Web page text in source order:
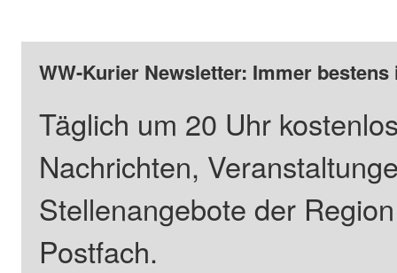
WW-Kurier Newsletter: Immer
Täglich um 20 Uhr
Nachrichten,
Stellenangebote der
Postfach.